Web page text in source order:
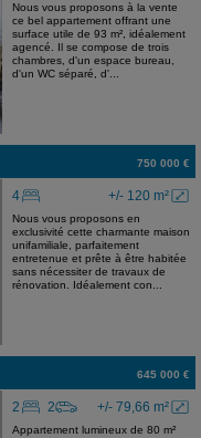
Nous vous proposons à la vente
ce bel appartement offrant une
surface utile de 93 m², idéalement
agencé. Il se compose de trois
chambres, d'un espace bureau,
d'un WC séparé, d'...
750 000 €
+/- 120 m²
4
Nous vous proposons en
exclusivité cette charmante maison
unifamiliale, parfaitement
entretenue et prête à être habitée
sans nécessiter de travaux de
rénovation. Idéalement con...
645 000 €
+/- 79,66 m²
2 2
Appartement lumineux de 80 m²